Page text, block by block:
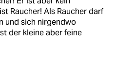
Raucher! Als Raucher darf
und sich nirgendwo
der kleine aber feine